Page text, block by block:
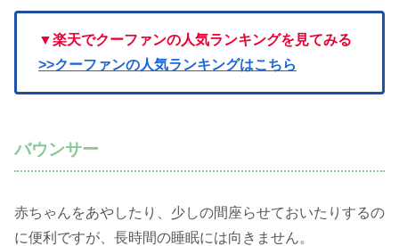
▼楽天でクーファンの人気ランキングを見てみる
>>クーファンの人気ランキングはこちら
バウンサー
赤ちゃんをあやしたり、少しの間座らせておいたりするの
に便利ですが、長時間の睡眠には向きません。